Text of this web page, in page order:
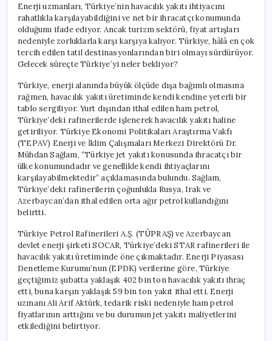
Enerji uzmanları, Türkiye’nin havacılık yakıtı ihtiyacını
rahatlıkla karşılayabildiğini ve net bir ihracatçı konumunda
olduğunu ifade ediyor. Ancak turizm sektörü, fiyat artışları
nedeniyle zorluklarla karşı karşıya kalıyor. Türkiye, hâlâ en çok
tercih edilen tatil destinasyonlarından biri olmayı sürdürüyor.
Gelecek süreçte Türkiye’yi neler bekliyor?
Türkiye, enerji alanında büyük ölçüde dışa bağımlı olmasına
rağmen, havacılık yakıtı üretiminde kendi kendine yeterli bir
tablo sergiliyor. Yurt dışından ithal edilen ham petrol,
Türkiye’deki rafinerilerde işlenerek havacılık yakıtı haline
getiriliyor. Türkiye Ekonomi Politikaları Araştırma Vakfı
(TEPAV) Enerji ve İklim Çalışmaları Merkezi Direktörü Dr.
Mühdan Sağlam, “Türkiye jet yakıtı konusunda ihracatçı bir
ülke konumundadır ve genellikle kendi ihtiyaçlarını
karşılayabilmektedir” açıklamasında bulundu. Sağlam,
Türkiye’deki rafinerilerin çoğunlukla Rusya, Irak ve
Azerbaycan’dan ithal edilen orta ağır petrol kullandığını
belirtti.
Türkiye Petrol Rafinerileri A.Ş. (TÜPRAŞ) ve Azerbaycan
devlet enerji şirketi SOCAR, Türkiye’deki STAR rafinerileri ile
havacılık yakıtı üretiminde öne çıkmaktadır. Enerji Piyasası
Denetleme Kurumu’nun (EPDK) verilerine göre, Türkiye
geçtiğimiz şubatta yaklaşık 402 bin ton havacılık yakıtı ihraç
etti, buna karşın yaklaşık 59 bin ton yakıt ithal etti. Enerji
uzmanı Ali Arif Aktürk, tedarik riski nedeniyle ham petrol
fiyatlarının arttığını ve bu durumun jet yakıtı maliyetlerini
etkilediğini belirtiyor.